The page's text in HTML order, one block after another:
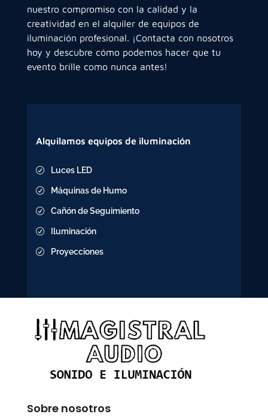
nuestro compromiso con la calidad y la
creatividad en el alquiler de equipos de
iluminación profesional. ¡Contacta con nosotros
hoy y descubre cómo podemos hacer que tu
evento brille como nunca antes!
Alquilamos equipos de iluminación
R Luces LED
R Máquinas de Humo
R Cañón de Seguimiento
R Iluminación
R Proyecciones
Sobre nosotros